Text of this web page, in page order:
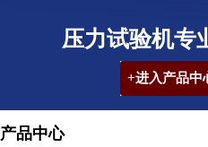
压力试验机专
+进入产品中
产品中心